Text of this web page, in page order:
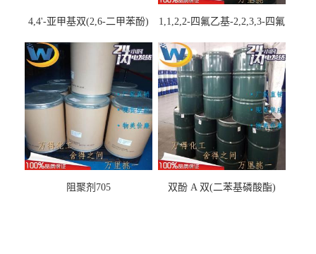
4,4'-亚甲基双(2,6-二甲苯酚)
1,1,2,2-四氟乙基-2,2,3,3-四氟
阻聚剂705 双酚 A 双(二苯基磷酸酯)